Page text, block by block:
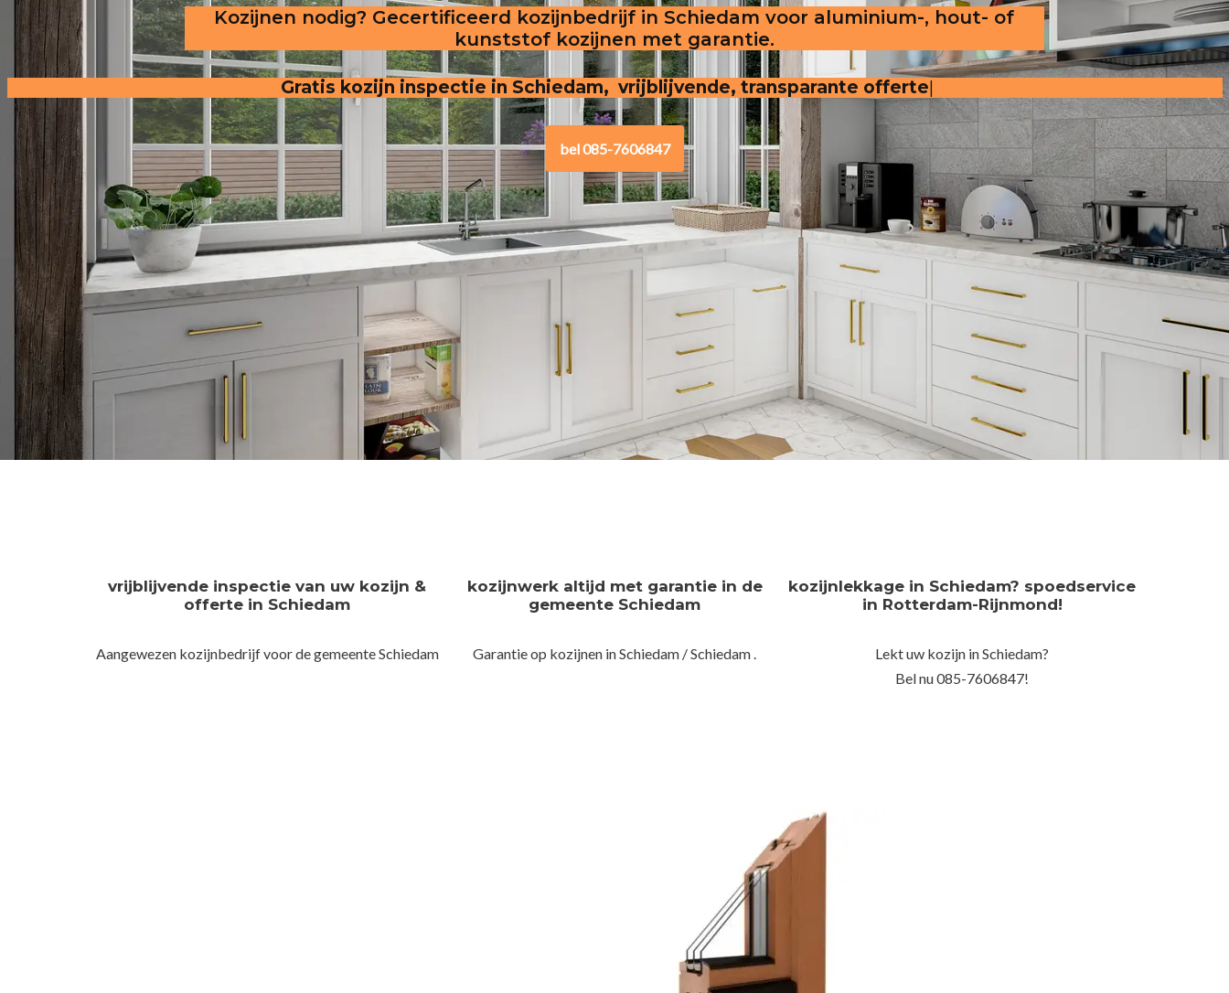
Kozijnen nodig? Gecertificeerd kozijnbedrijf in Schiedam voor aluminium-, hout- of
kunststof kozijnen met garantie.
Gratis kozijn inspectie in Schiedam, vrijblijvende, transparante offerte
bel 085-7606847
vrijblijvende inspectie van uw kozijn &
offerte in Schiedam
Aangewezen kozijnbedrijf voor de gemeente Schiedam
kozijnwerk altijd met garantie in de
gemeente Schiedam
Garantie op kozijnen in Schiedam / Schiedam .
kozijnlekkage in Schiedam? spoedservice
in Rotterdam-Rijnmond!
Lekt uw kozijn in Schiedam?
Bel nu 085-7606847!